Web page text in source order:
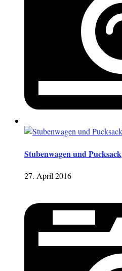
Stubenwagen und Pucksack
27. April 2016